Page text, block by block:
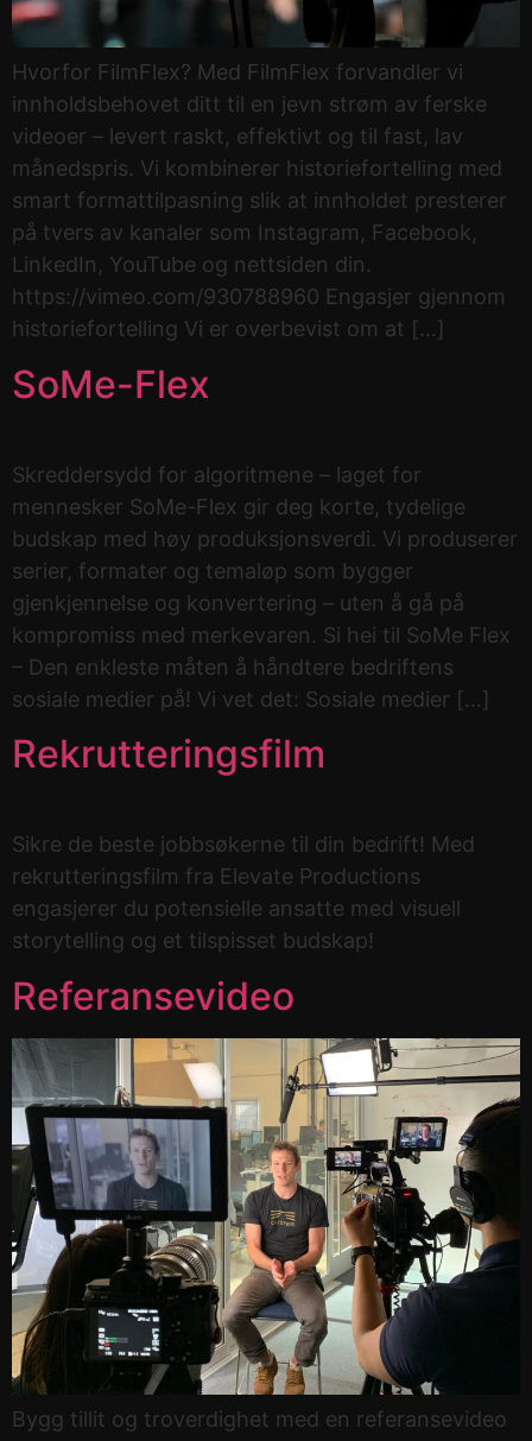
Hvorfor FilmFlex? Med FilmFlex forvandler vi
innholdsbehovet ditt til en jevn strøm av ferske
videoer – levert raskt, effektivt og til fast, lav
månedspris. Vi kombinerer historiefortelling med
smart formattilpasning slik at innholdet presterer
på tvers av kanaler som Instagram, Facebook,
LinkedIn, YouTube og nettsiden din.
https://vimeo.com/930788960 Engasjer gjennom
historiefortelling Vi er overbevist om at […]
SoMe-Flex
Skreddersydd for algoritmene – laget for
mennesker SoMe-Flex gir deg korte, tydelige
budskap med høy produksjonsverdi. Vi produserer
serier, formater og temaløp som bygger
gjenkjennelse og konvertering – uten å gå på
kompromiss med merkevaren. Si hei til SoMe Flex
– Den enkleste måten å håndtere bedriftens
sosiale medier på! Vi vet det: Sosiale medier […]
Rekrutteringsfilm
Sikre de beste jobbsøkerne til din bedrift! Med
rekrutteringsfilm fra Elevate Productions
engasjerer du potensielle ansatte med visuell
storytelling og et tilspisset budskap!
Referansevideo
Bygg tillit og troverdighet med en referansevideo